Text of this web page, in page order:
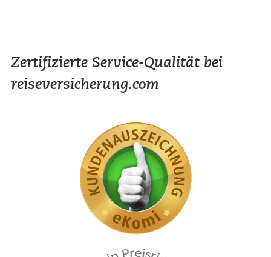
Zertifizierte Service-Qualität bei
reiseversicherung.com